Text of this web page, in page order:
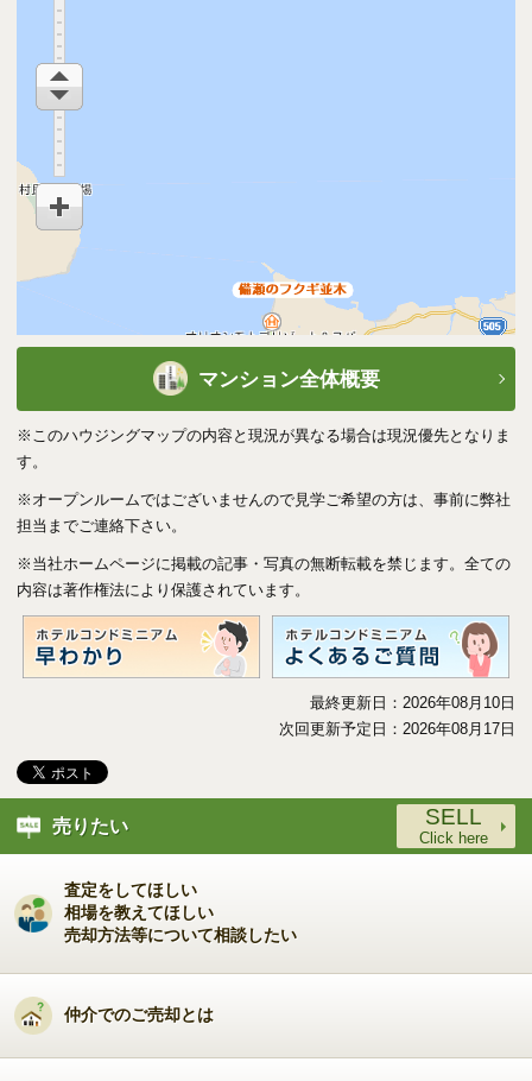
きません。・ホテル賃貸借契約に基づき得られる賃料は変動性のあるも
のであり、購入後保証されるものではありません。
※オーナー様のご利用時にはご利用料金が発生します。
管理会社
管理形態・方式
取引態様
利用中
備考
アラマハイナ コンド
マンション全体概要
※このハウジングマップの内容と現況が異なる場合は現況優先となりま
す。
※オープンルームではございませんので見学ご希望の方は、事前に弊社
担当までご連絡下さい。
※当社ホームページに掲載の記事・写真の無断転載を禁じます。全ての
内容は著作権法により保護されています。
最終更新日：2026年08月10日
次回更新予定日：2026年08月17日
売りたい SELL
Click here
査定をしてほしい
相場を教えてほしい
売却方法等について相談したい
仲介でのご売却とは